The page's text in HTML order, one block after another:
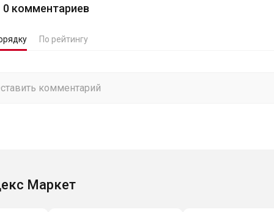
0 комментариев
По рейтингу
Маркет